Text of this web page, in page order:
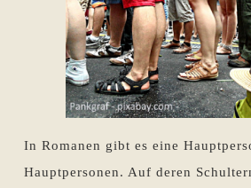
In Romanen gibt es eine
Hauptpersonen. Auf deren